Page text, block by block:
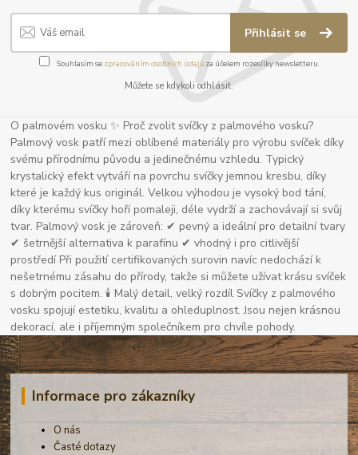
Přihlásit se
Souhlasím se zpracováním osobních údajůza účelem rozesílky newsletteru.
Můžete se kdykoli odhlásit.
O palmovém vosku ✨ Proč zvolit svíčky z palmového vosku?
Palmový vosk patří mezi oblíbené materiály pro výrobu svíček díky
svému přírodnímu původu a jedinečnému vzhledu. Typický
krystalický efekt vytváří na povrchu svíčky jemnou kresbu, díky
které je každý kus originál. Velkou výhodou je vysoký bod tání,
díky kterému svíčky hoří pomaleji, déle vydrží a zachovávají si svůj
tvar. Palmový vosk je zároveň: ✔ pevný a ideální pro detailní tvary
✔ šetrnější alternativa k parafínu ✔ vhodný i pro citlivější
prostředí Při použití certifikovaných surovin navíc nedochází k
nešetrnému zásahu do přírody, takže si můžete užívat krásu svíček
s dobrým pocitem. 🕯 Malý detail, velký rozdíl Svíčky z palmového
vosku spojují estetiku, kvalitu a ohleduplnost. Jsou nejen krásnou
dekorací, ale i příjemným společníkem pro chvíle pohody.
Informace pro zákazníky
O nás
Časté dotazy